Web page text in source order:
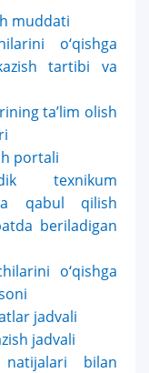
muddati
o‘qishga
tartibi va
taʼlim olish
portali
texnikum
qabul qilish
beriladigan
o‘qishga
jadvali
jadvali
bilan